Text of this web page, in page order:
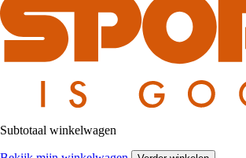
Subtotaal winkelwagen